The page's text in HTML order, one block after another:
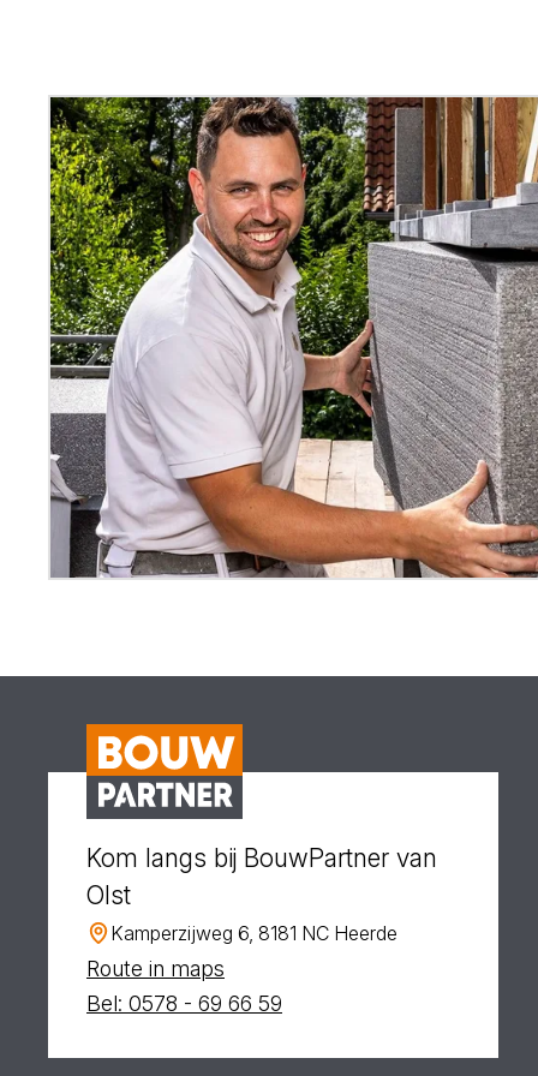
Kom langs bij BouwPartner van
Olst
Kamperzijweg 6, 8181 NC Heerde
Route in maps
Bel: 0578 - 69 66 59